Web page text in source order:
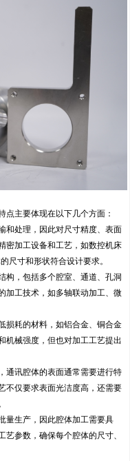
点主要体现在以下几个方面：
和处理，因此对尺寸精度、表面
密加工设备和工艺，如数控机床
尺寸和形状符合设计要求。
构，包括多个腔室、通道、孔洞
加工技术，如多轴联动加工、微
损耗的材料，如铝合金、铜合金
机械强度，但也对加工工艺提出
通讯腔体的表面通常需要进行特
不仅要求表面光洁度高，还需要
量生产，因此腔体加工需要具
参数，确保每个腔体的尺寸、